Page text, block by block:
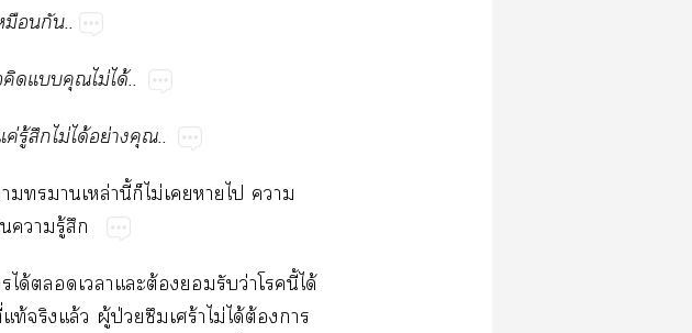
ไม่​ได้..
ค่​ู้​​ไม่​ได้​ย่​..
ล่​ี้​​ไม่​​​​​
​
ด้​​​​ต้​​​ว่​​ี้​ได้​
​​ล้​ู้​ป่​​ร้​ไม่​ได้​ต้​​